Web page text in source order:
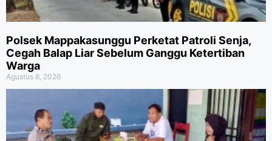
Polsek Mappakasunggu Perketat Patroli Senja,
Cegah Balap Liar Sebelum Ganggu Ketertiban
Warga
Agustus 6, 2026